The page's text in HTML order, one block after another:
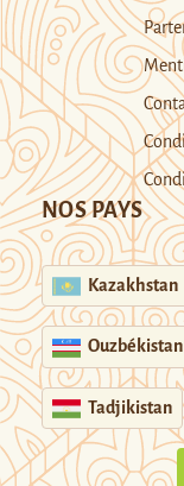
NOS PAYS
Kazakhstan
Ouzbékistan
Tadjikistan